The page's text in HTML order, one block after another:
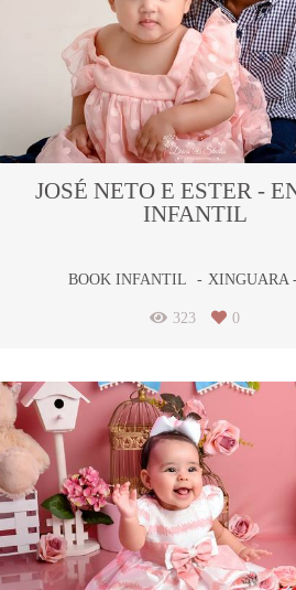
JOSÉ NETO E ESTER -
INFANTIL
BOOK INFANTIL XINGUARA
323 0